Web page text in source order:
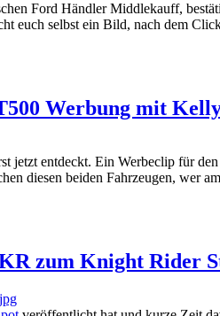
Ford Händler Middlekauff,
euch selbst ein Bild, nach dem
Werbung mit
jetzt entdeckt. Ein Werbeclip für
diesen beiden Fahrzeugen, wer
zum Knight Rider